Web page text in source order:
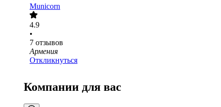
Municorn
4.9
•
7 отзывов
Армения
Откликнуться
Компании для вас